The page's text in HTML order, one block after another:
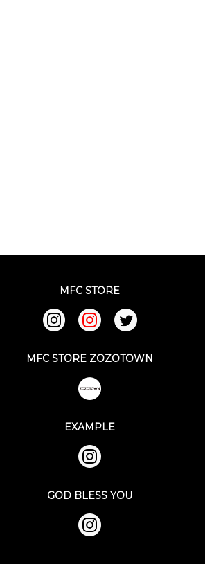
MFC STORE
MFC STORE ZOZOTOWN
EXAMPLE
GOD BLESS YOU